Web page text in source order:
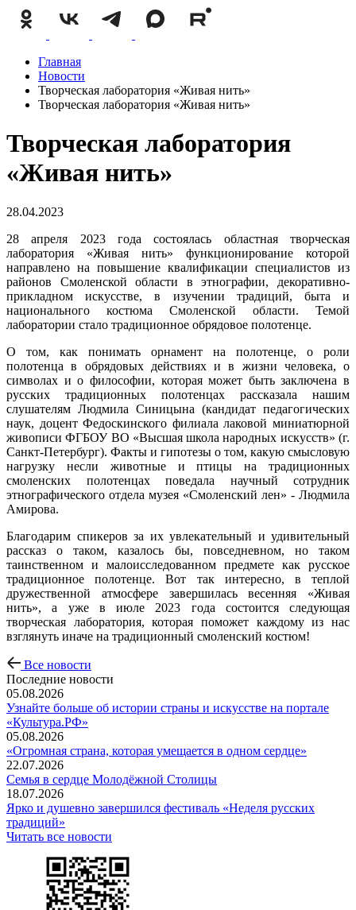
Главная
Новости
Творческая лаборатория «Живая нить»
Творческая лаборатория «Живая нить»
Творческая лаборатория
«Живая нить»
28.04.2023
28 апреля 2023 года состоялась областная творческая
лаборатория «Живая нить» функционирование которой
направлено на повышение квалификации специалистов из
районов Смоленской области в этнографии, декоративно-
прикладном искусстве, в изучении традиций, быта и
национального костюма Смоленской области. Темой
лаборатории стало традиционное обрядовое полотенце.
О том, как понимать орнамент на полотенце, о роли
полотенца в обрядовых действиях и в жизни человека, о
символах и о философии, которая может быть заключена в
русских традиционных полотенцах рассказала нашим
слушателям Людмила Синицына (кандидат педагогических
наук, доцент Федоскинского филиала лаковой миниатюрной
живописи ФГБОУ ВО «Высшая школа народных искусств» (г.
Санкт-Петербург). Факты и гипотезы о том, какую смысловую
нагрузку несли животные и птицы на традиционных
смоленских полотенцах поведала научный сотрудник
этнографического отдела музея «Смоленский лен» - Людмила
Амирова.
Благодарим спикеров за их увлекательный и удивительный
рассказ о таком, казалось бы, повседневном, но таком
таинственном и малоисследованном предмете как русское
традиционное полотенце. Вот так интересно, в теплой
дружественной атмосфере завершилась весенняя «Живая
нить», а уже в июле 2023 года состоится следующая
творческая лаборатория, которая поможет каждому из нас
взглянуть иначе на традиционный смоленский костюм!
Все новости
Последние новости
05.08.2026
Узнайте больше об истории страны и искусстве на портале
«Культура.РФ»
05.08.2026
«Огромная страна, которая умещается в одном сердце»
22.07.2026
Семья в сердце Молодёжной Столицы
18.07.2026
Ярко и душевно завершился фестиваль «Неделя русских
традиций»
Читать все новости